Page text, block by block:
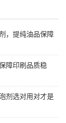
，提纯油品保障
障印刷品质稳
剂选对用对才是